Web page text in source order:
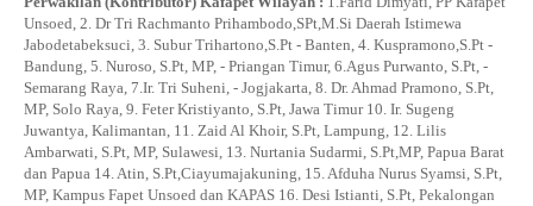
Unsoed, 2. Dr Tri Rachmanto Prihambodo,SPt,M.Si Daerah Istimewa
Jabodetabeksuci, 3. Subur Trihartono,S.Pt - Banten, 4. Kuspramono,S.Pt -
Bandung, 5. Nuroso, S.Pt, MP, - Priangan Timur, 6.Agus Purwanto, S.Pt, -
Semarang Raya, 7.Ir. Tri Suheni, - Jogjakarta, 8. Dr. Ahmad Pramono, S.Pt,
MP, Solo Raya, 9. Feter Kristiyanto, S.Pt, Jawa Timur 10. Ir. Sugeng
Juwantya, Kalimantan, 11. Zaid Al Khoir, S.Pt, Lampung, 12. Lilis
Ambarwati, S.Pt, MP, Sulawesi, 13. Nurtania Sudarmi, S.Pt,MP, Papua Barat
dan Papua 14. Atin, S.Pt,Ciayumajakuning, 15. Afduha Nurus Syamsi, S.Pt,
MP, Kampus Fapet Unsoed dan KAPAS 16. Desi Istianti, S.Pt, Pekalongan